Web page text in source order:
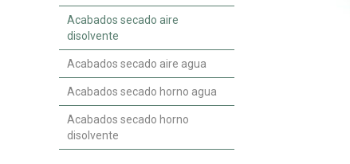
Acabados secado aire
disolvente
Acabados secado aire agua
Acabados secado horno agua
Acabados secado horno
disolvente